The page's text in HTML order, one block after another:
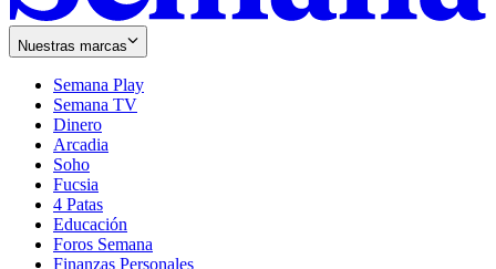
Nuestras marcas
Semana Play
Semana TV
Dinero
Arcadia
Soho
in
new
window
Fucsia
in
new
window
4 Patas
Educación
Foros Semana
Finanzas Personales